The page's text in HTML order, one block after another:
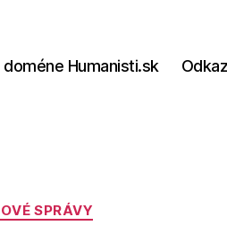
doméne Humanisti.sk
Kategórie
SPRÁVY